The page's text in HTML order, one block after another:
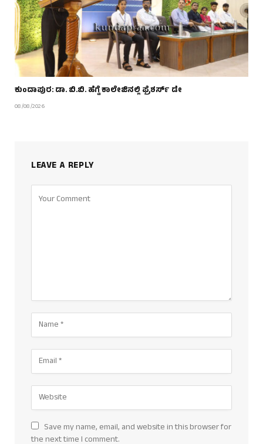
ಕುಂದಾಪುರ: ಡಾ. ಬಿ.ಬಿ. ಹೆಗ್ಡೆ ಕಾಲೇಜಿನಲ್ಲಿ ಫ್ರೆಶರ್ಸ್ ಡೇ
08/08/2026
LEAVE A REPLY
Save my name, email, and website in this browser for
the next time I comment.